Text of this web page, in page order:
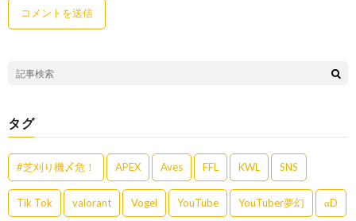
タグ
#芝刈り機〆危！ APEX Aves FFL KWL SNS
Tik Tok valorant Vogel YouTube YouTuber夢幻 αD